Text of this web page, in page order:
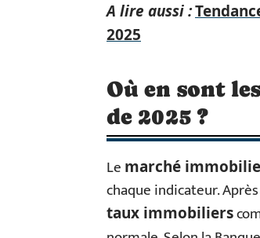
A lire aussi :
2025
Où en sont
de 2025 ?
Le marché
chaque indicateur.
taux immobiliers